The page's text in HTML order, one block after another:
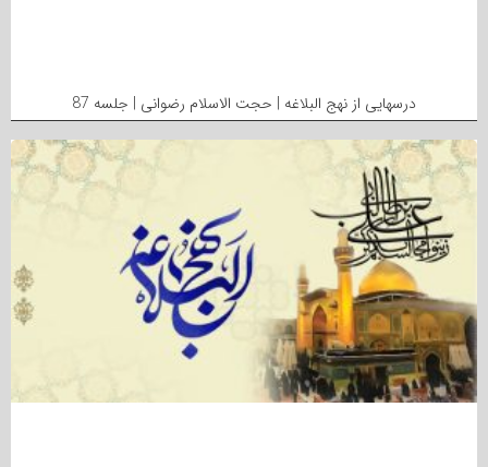
درسهایی از نهج البلاغه | حجت الاسلام رضوانی | جلسه 87